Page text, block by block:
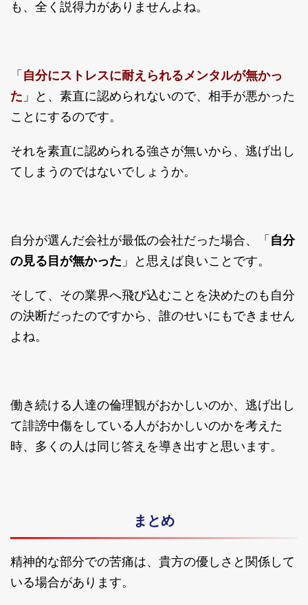
も、全く説得力がありませんよね。
「 自分にストレスに耐えられるメンタルが無かっ
た 」と、素直に認められないので、相手が悪かった
ことにするのです。
それを素直に認められる強さが無いから、逃げ出し
てしまうのではないでしょうか。
自分が選んだ会社が最低の会社だった場合、「 自分
の見る目が無かった 」と思えば良いことです。
そして、その業界へ飛び込むことを決めたのも自分
の決断だったのですから、誰のせいにもできません
よね。
働き続ける人達の倫理観がおかしいのか、逃げ出し
て誹謗中傷をしている人がおかしいのかを考えた
時、多くの人は同じ答えを導き出すと思います。
まとめ
精神的な部分での苦痛は、貴方の優しさと関係して
いる場合があります。